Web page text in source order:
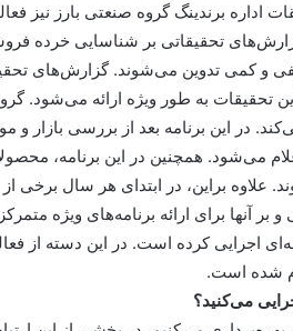
اداره برندینگ گروه صنعتی بارز نیز
از گزارش‌های تحقیقاتی بر شناسایی خرده
کمی تدوین می‌شوند. گزارش‌های
به طور ویژه ارائه می‌شود.
در این برنامه بعد از بررسی بازار
می‌شود. همچنین در این برنامه،
براین، در ابتدای هر سال برخی از
آنها برای ارائه برنامه‌های ویژه
اجرایی کرده است. در این دسته از
شده است.
می‌کنید؟